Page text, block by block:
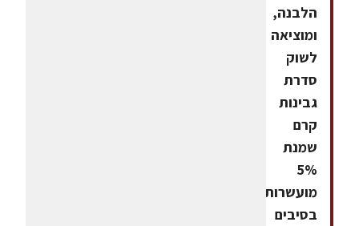
הלבנה,
ומוציאה
לשוק
סדרת
גבינות
קרם
שמנת
5%
מועשרות
בסיבים